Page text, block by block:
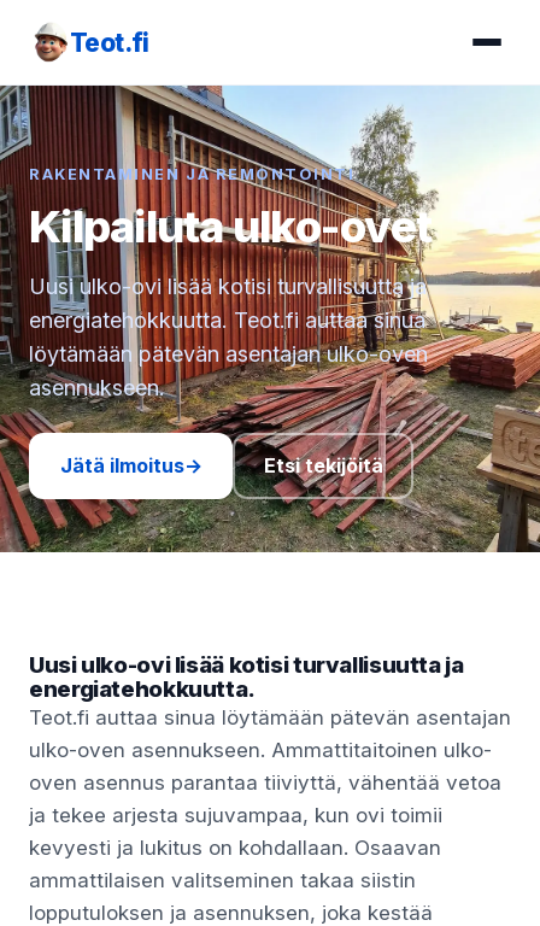
Teot.fi
RAKENTAMINEN JA REMONTOINTI
Kilpailuta ulko-ovet
Uusi ulko-ovi lisää kotisi turvallisuutta ja
energiatehokkuutta. Teot.fi auttaa sinua
löytämään pätevän asentajan ulko-oven
asennukseen.
Jätä ilmoitus→ Etsi tekijöitä
Uusi ulko-ovi lisää kotisi turvallisuutta ja
energiatehokkuutta.
Teot.fi auttaa sinua löytämään pätevän asentajan
ulko-oven asennukseen. Ammattitaitoinen ulko-
oven asennus parantaa tiiviyttä, vähentää vetoa
ja tekee arjesta sujuvampaa, kun ovi toimii
kevyesti ja lukitus on kohdallaan. Osaavan
ammattilaisen valitseminen takaa siistin
lopputuloksen ja asennuksen, joka kestää